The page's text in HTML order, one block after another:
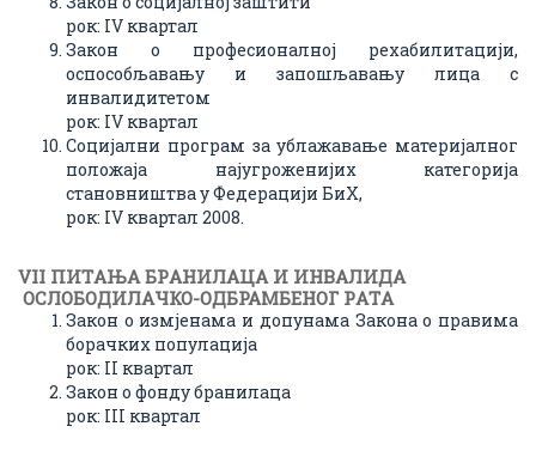
рок: IV квартал
Закон о професионалној рехабилитацији,
оспособљавању и запошљавању лица с
инвалидитетом
рок: IV квартал
Социјални програм за ублажавање материјалног
положаја најугроженијих категорија
становништва у Федерацији БиХ,
рок: IV квартал 2008.
VII ПИТAЊA БРAНИЛАЦА И ИНВAЛИДA
ОСЛОБОДИЛАЧКО-ОДБРАМБЕНОГ РAТA
Закон о измјенама и допунама Закона о правима
борачких популација
рок: II квартал
Закон о фонду бранилаца
рок: III квартал